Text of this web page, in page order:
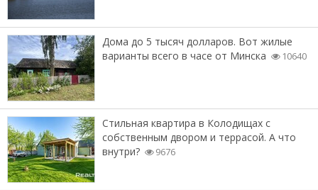
Дома до 5 тысяч долларов. Вот жилые
варианты всего в часе от Минска
10640
Стильная квартира в Колодищах с
собственным двором и террасой. А что
внутри?
9676